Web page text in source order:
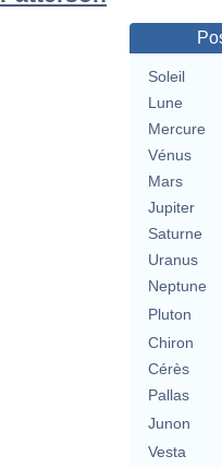
Soleil
Lune
Mercure
Vénus
Mars
Jupiter
Saturne
Uranus
Neptune
Pluton
Chiron
Cérès
Pallas
Junon
Vesta